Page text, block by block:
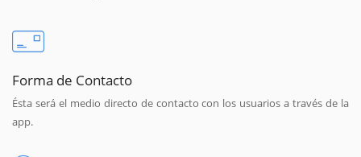
Forma de Contacto
Ésta será el medio directo de contacto con los usuarios a través de la
app.